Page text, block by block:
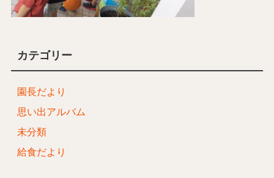
カテゴリー
園長だより
思い出アルバム
未分類
給食だより